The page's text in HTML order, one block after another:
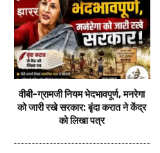
वीबी-ग्रामजी नियम भेदभावपूर्ण, मनरेगा
को जारी रखे सरकार: बृंदा करात ने केंद्र
को लिखा पत्र